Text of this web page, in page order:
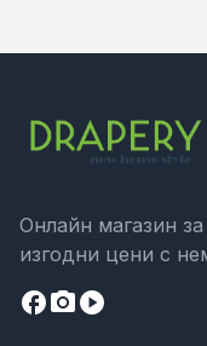
Онлайн магазин
изгодни цени с
facebookcamera_altplay_circle